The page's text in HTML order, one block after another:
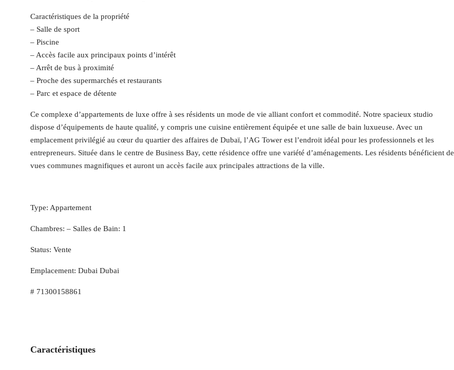
Caractéristiques de la propriété
– Salle de sport
– Piscine
– Accès facile aux principaux points d’intérêt
– Arrêt de bus à proximité
– Proche des supermarchés et restaurants
– Parc et espace de détente
Ce complexe d’appartements de luxe offre à ses résidents un mode de vie alliant confort et commodité. Notre spacieux studio
dispose d’équipements de haute qualité, y compris une cuisine entièrement équipée et une salle de bain luxueuse. Avec un
emplacement privilégié au cœur du quartier des affaires de Dubaï, l’AG Tower est l’endroit idéal pour les professionnels et les
entrepreneurs. Située dans le centre de Business Bay, cette résidence offre une variété d’aménagements. Les résidents bénéficient de
vues communes magnifiques et auront un accès facile aux principales attractions de la ville.
Type: Appartement
Chambres: – Salles de Bain: 1
Status: Vente
Emplacement: Dubai Dubai
# 71300158861
Caractéristiques